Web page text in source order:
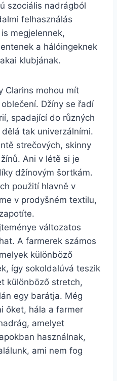
szociális nadrágból
felhasználás
megjelennek,
a hálóingeknek
klubjának.
Clarins mohou mít
Džíny se řadí
spadající do různých
tak univerzálními.
strečových, skinny
Ani v létě si je
džínovým šortkám.
použití hlavně v
v prodyšném textilu,
változatos
A farmerek számos
különböző
így sokoldalúvá teszik
különböző stretch,
egy barátja. Még
őket, hála a farmer
amelyet
használnak,
ami nem fog